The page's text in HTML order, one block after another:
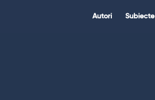
Citate.ro
Autori Subiecte